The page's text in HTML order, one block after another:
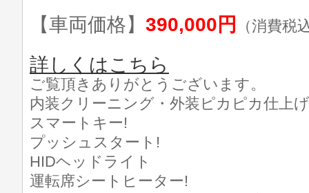
【車両価格】 390,000円 （消費税
詳しくはこちら
ご覧頂きありがとうございます。
内装クリーニング・外装ピカピカ仕上
スマートキー!
プッシュスタート!
HIDヘッドライト
運転席シートヒーター!